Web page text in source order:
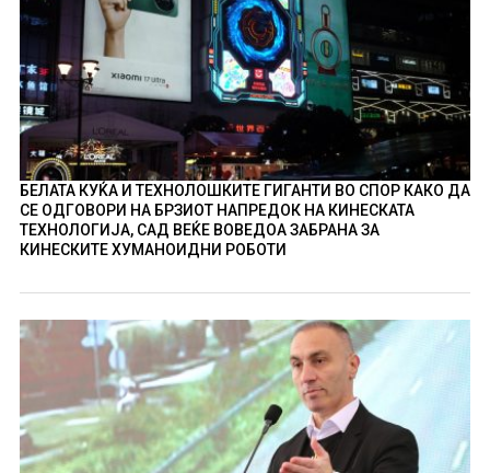
БЕЛАТА КУЌА И ТЕХНОЛОШКИТЕ ГИГАНТИ ВО СПОР КАКО ДА
СЕ ОДГОВОРИ НА БРЗИОТ НАПРЕДОК НА КИНЕСКАТА
ТЕХНОЛОГИЈА, САД ВЕЌЕ ВОВЕДОА ЗАБРАНА ЗА
КИНЕСКИТЕ ХУМАНОИДНИ РОБОТИ